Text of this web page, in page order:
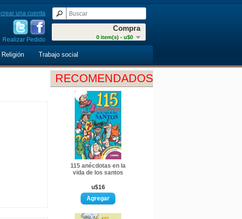
Compra
0 item(s) - u$0
crear una cuenta
Realizar Pedido
Religión Trabajo social
RECOMENDADOS
115 anécdotas en la
vida de los santos
u$16